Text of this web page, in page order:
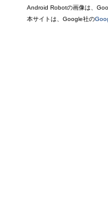
Android Robotの画像は、
本サイトは、Google社の